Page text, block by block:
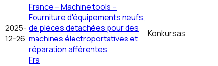
2025-
12-26
France – Machine tools –
Fourniture d'équipements neufs,
de pièces détachées pour des
machines électroportatives et
réparation afférentes
Fra
Konkursas